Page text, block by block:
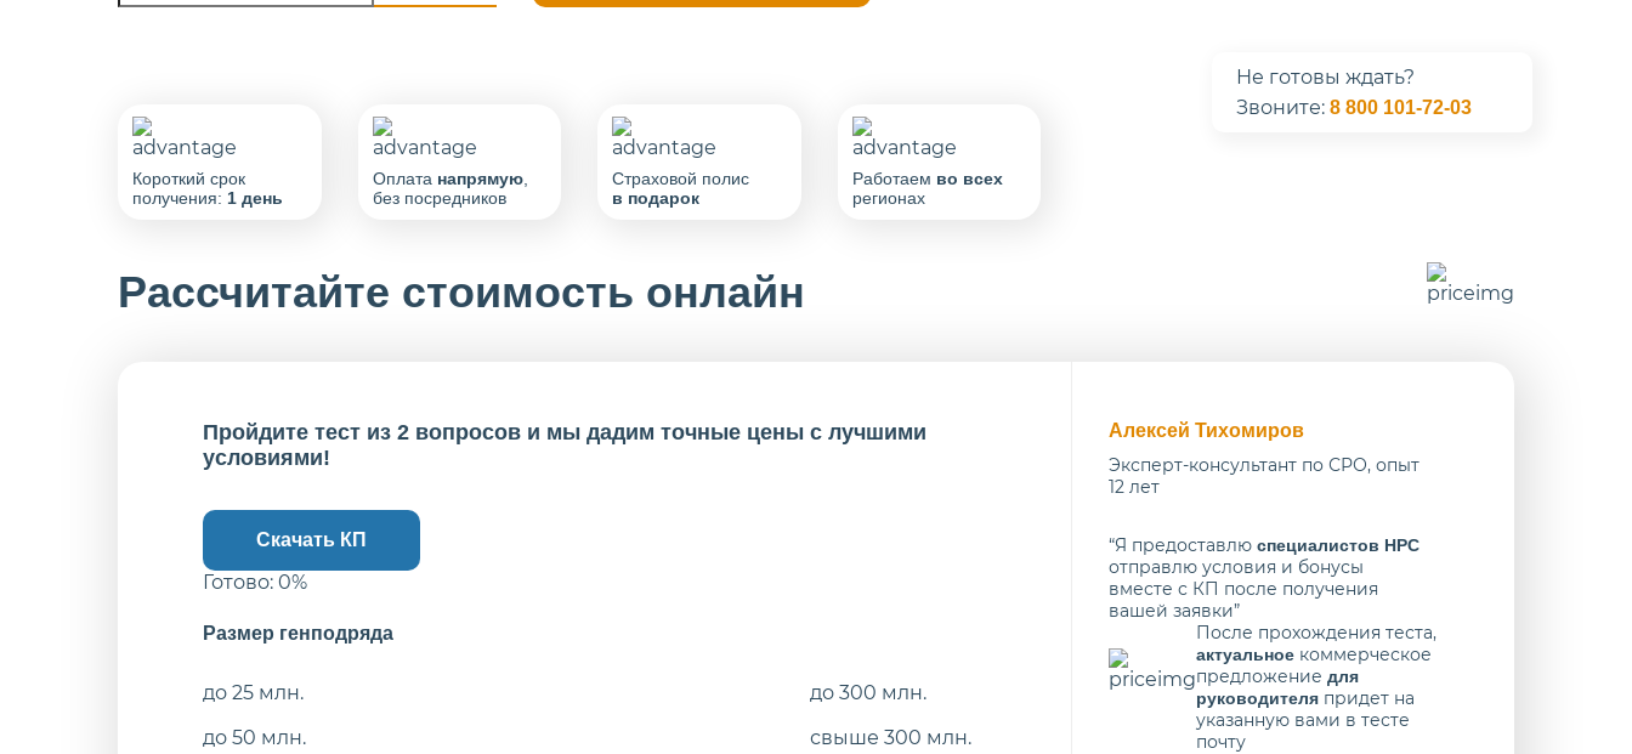
Не готовы ждать?
Звоните: 8 800 101-72-03
Короткий срок
получения: 1 день
Оплата напрямую,
без посредников
Страховой полис
в подарок
Работаем во всех
регионах
Рассчитайте стоимость онлайн
Пройдите тест из 2 вопросов и мы дадим точные цены с лучшими
условиями!
Скачать КП
Готово: 0%
Размер генподряда
до 25 млн.
до 50 млн.
до 300 млн.
свыше 300 млн.
Алексей Тихомиров
Эксперт-консультант по СРО, опыт
12 лет
“Я предоставлю специалистов НРС
отправлю условия и бонусы
вместе с КП после получения
вашей заявки”
После прохождения теста,
актуальноекоммерческое
предложение для
руководителяпридет на
указанную вами в тесте
почту